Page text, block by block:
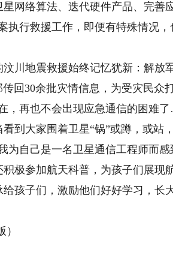
络算法、迭代硬件产品、完善
执行救援工作，即便有特殊情况
地震救援始终记忆犹新：解放
回30余批灾情信息，为受灾民众
再也不会出现应急通信的困难
大家围着卫星“锅”或蹲，或站
为自己是一名卫星通信工程师而
参加航天科普，为孩子们展现
孩子们，激励他们好好学习，长